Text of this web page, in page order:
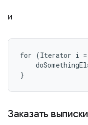
и
for (Iterator i
}
Заказать